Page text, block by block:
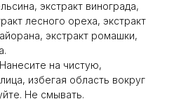
экстракт винограда,
лесного ореха, экстракт
экстракт ромашки,
на чистую,
избегая область вокруг
Не смывать.